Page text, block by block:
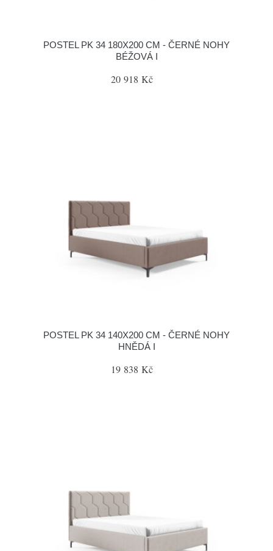
POSTEL PK 34 180X200 CM - ČERNÉ NOHY
BÉŽOVÁ I
20 918 Kč
POSTEL PK 34 140X200 CM - ČERNÉ NOHY
HNĚDÁ I
19 838 Kč